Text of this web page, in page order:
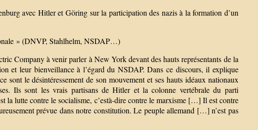
avec Hitler et Göring sur la participation des nazis à la formation d’un
» (DNVP, Stahlhelm, NSDAP…)
Company à venir parler à New York devant des hauts représentants de la
et leur bienveillance à l’égard du NSDAP. Dans ce discours, il explique
sont le désintéressement de son mouvement et ses hauts idéaux nationaux
Ils sont les vrais partisans de Hitler et la colonne vertébrale du parti
lutte contre le socialisme, c’està-dire contre le marxisme […] Il est contre
prévue dans notre constitution. Le peuple allemand […] n’est pas